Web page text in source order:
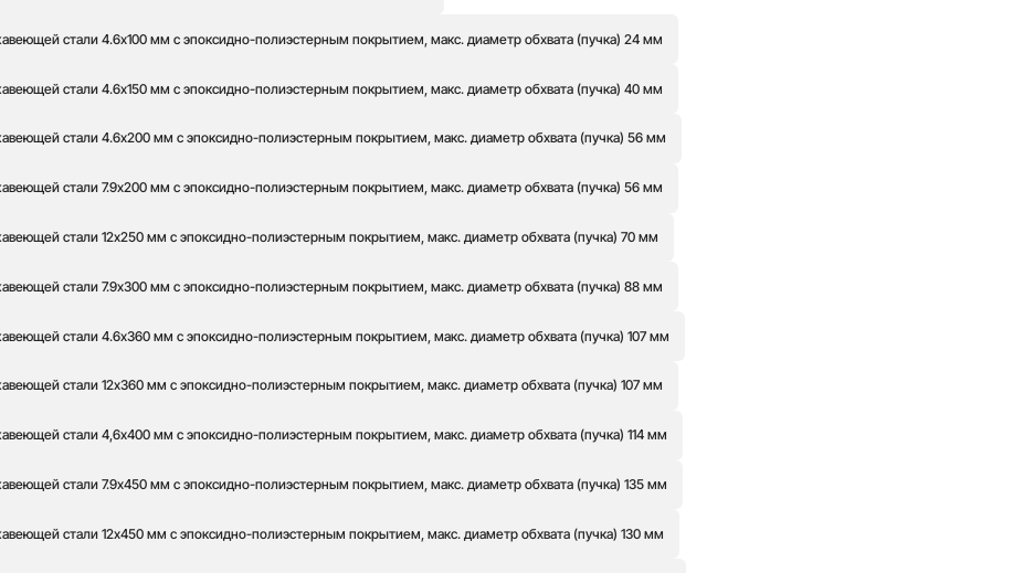
стали 4.6x100 мм с эпоксидно-полиэстерным покрытием, макс. диаметр обхвата (пучка) 24 мм
стали 4.6x150 мм с эпоксидно-полиэстерным покрытием, макс. диаметр обхвата (пучка) 40 мм
стали 4.6x200 мм с эпоксидно-полиэстерным покрытием, макс. диаметр обхвата (пучка) 56 мм
стали 7.9x200 мм с эпоксидно-полиэстерным покрытием, макс. диаметр обхвата (пучка) 56 мм
стали 12x250 мм с эпоксидно-полиэстерным покрытием, макс. диаметр обхвата (пучка) 70 мм
стали 7.9x300 мм с эпоксидно-полиэстерным покрытием, макс. диаметр обхвата (пучка) 88 мм
стали 4.6x360 мм с эпоксидно-полиэстерным покрытием, макс. диаметр обхвата (пучка) 107 мм
стали 12x360 мм с эпоксидно-полиэстерным покрытием, макс. диаметр обхвата (пучка) 107 мм
стали 4,6x400 мм с эпоксидно-полиэстерным покрытием, макс. диаметр обхвата (пучка) 114 мм
стали 7.9x450 мм с эпоксидно-полиэстерным покрытием, макс. диаметр обхвата (пучка) 135 мм
стали 12x450 мм с эпоксидно-полиэстерным покрытием, макс. диаметр обхвата (пучка) 130 мм